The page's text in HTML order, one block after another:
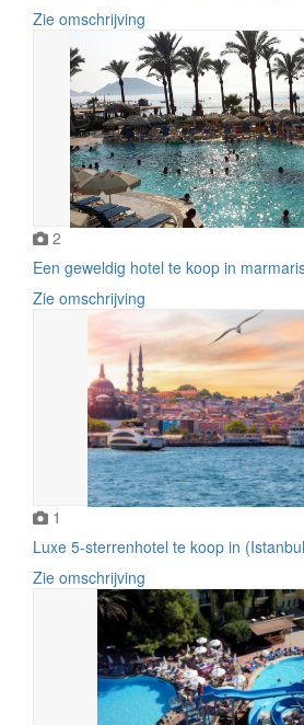
Zie omschrijving
2
Een geweldig hotel te koop in
Zie omschrijving
1
Luxe 5-sterrenhotel te koop in
Zie omschrijving